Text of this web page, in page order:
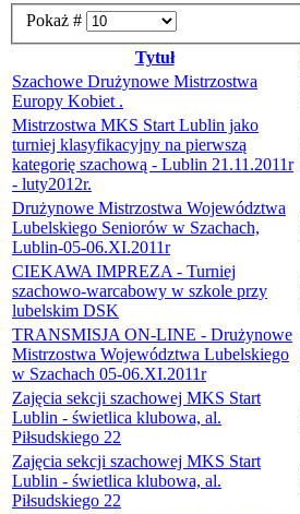
Pokaż #
Tytuł
Szachowe Drużynowe Mistrzostwa
Europy Kobiet .
Mistrzostwa MKS Start Lublin jako
turniej klasyfikacyjny na pierwszą
kategorię szachową - Lublin 21.11.2011r
- luty2012r.
Drużynowe Mistrzostwa Województwa
Lubelskiego Seniorów w Szachach,
Lublin-05-06.XI.2011r
CIEKAWA IMPREZA - Turniej
szachowo-warcabowy w szkole przy
lubelskim DSK
TRANSMISJA ON-LINE - Drużynowe
Mistrzostwa Województwa Lubelskiego
w Szachach 05-06.XI.2011r
Zajęcia sekcji szachowej MKS Start
Lublin - świetlica klubowa, al.
Piłsudskiego 22
Zajęcia sekcji szachowej MKS Start
Lublin - świetlica klubowa, al.
Piłsudskiego 22